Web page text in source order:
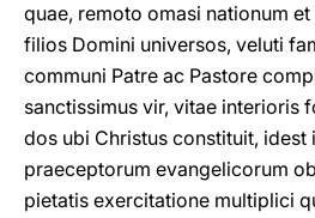
quae, remoto omasi nationum
filios Domini universos, veluti
communi Patre ac Pastore
sanctissimus vir, vitae interioris
dos ubi Christus constituit, idest
praeceptorum evangelicorum
pietatis exercitatione multiplici